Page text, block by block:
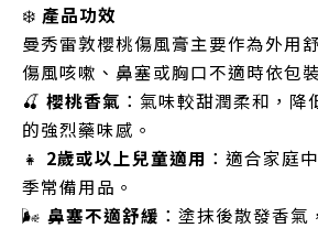
❄️ 產品功效
曼秀雷敦櫻桃傷風膏主要作為外用
傷風咳嗽、鼻塞或胸口不適時依包
🍒 櫻桃香氣 ：氣味較甜潤柔和，降
的強烈藥味感。
👧 2歲或以上兒童適用 ：適合家庭
季常備用品。
🌬️ 鼻塞不適舒緩 ：塗抹後散發香